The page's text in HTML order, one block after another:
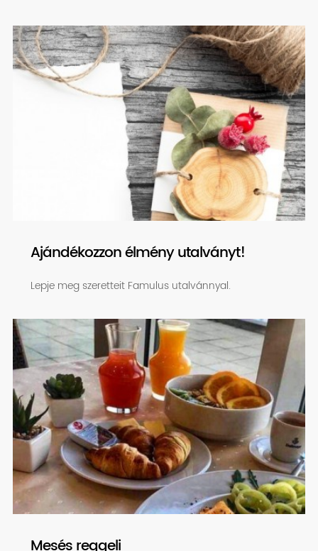
Ajándékozzon élmény utalványt!
Lepje meg szeretteit Famulus utalvánnyal.